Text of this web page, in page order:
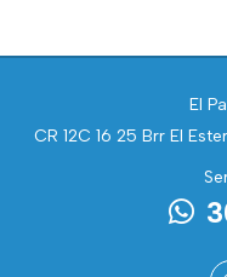
El
CR 12C 16 25 Brr El